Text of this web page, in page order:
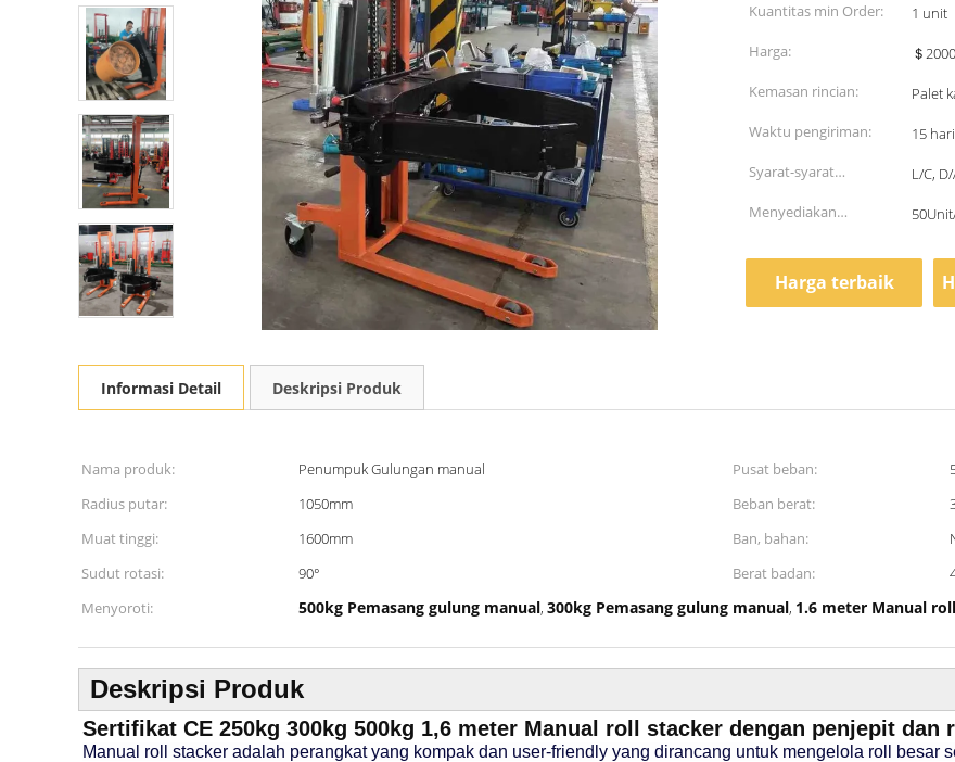
Kuantitas min Order:
1 unit
Harga:
＄
Kemasan rincian:
Palet
Waktu pengiriman:
15
Syarat-syarat
pembayaran:
L/C,
Menyediakan
Harga terbaik
Informasi Detail Deskripsi Produk
Nama produk: Penumpuk Gulungan manual Pusat beban:
Radius putar:
1050mm Beban berat:
Muat tinggi:
1600mm Ban, bahan:
Sudut rotasi:
90° Berat badan:
Menyoroti:
500kg Pemasang gulung manual, 300kg Pemasang gulung manual, 1.6 meter Manual
Deskripsi Produk
Sertifikat CE 250kg 300kg 500kg 1,6 meter Manual roll stacker dengan penjepit dan
Manual roll stacker adalah perangkat yang kompak dan user-friendly yang dirancang untuk mengelola roll besar